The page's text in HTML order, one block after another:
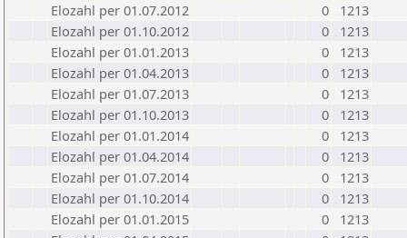
Elozahl per 01.07.2012
0
1213
Elozahl per 01.10.2012
0
1213
Elozahl per 01.01.2013
0
1213
Elozahl per 01.04.2013
0
1213
Elozahl per 01.07.2013
0
1213
Elozahl per 01.10.2013
0
1213
Elozahl per 01.01.2014
0
1213
Elozahl per 01.04.2014
0
1213
Elozahl per 01.07.2014
0
1213
Elozahl per 01.10.2014
0
1213
Elozahl per 01.01.2015
0
1213